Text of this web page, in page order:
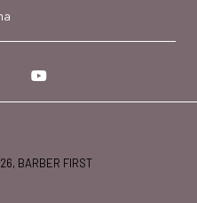
Instagram
BARBER FIRST